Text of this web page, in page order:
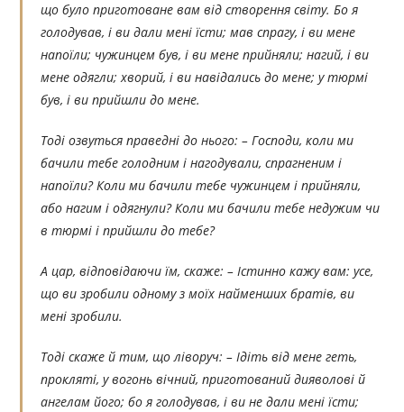
що було приготоване вам від створення світу. Бо я
голодував, і ви дали мені їсти; мав спрагу, і ви мене
напоїли; чужинцем був, і ви мене прийняли; нагий, і ви
мене одягли; хворий, і ви навідались до мене; у тюрмі
був, і ви прийшли до мене.
Тоді озвуться праведні до нього: – Господи, коли ми
бачили тебе голодним і нагодували, спрагненим і
напоїли? Коли ми бачили тебе чужинцем і прийняли,
або нагим і одягнули? Коли ми бачили тебе недужим чи
в тюрмі і прийшли до тебе?
А цар, відповідаючи їм, скаже: – Істинно кажу вам: усе,
що ви зробили одному з моїх найменших братів, ви
мені зробили.
Тоді скаже й тим, що ліворуч: – Ідіть від мене геть,
прокляті, у вогонь вічний, приготований дияволові й
ангелам його; бо я голодував, і ви не дали мені їсти;